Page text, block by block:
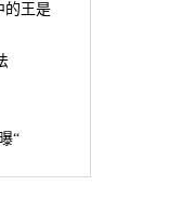
的王是
“